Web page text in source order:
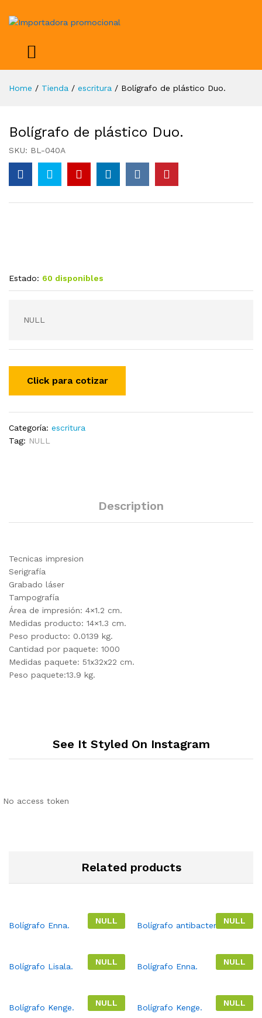
Home / Tienda / escritura / Bolígrafo de plástico Duo.
Bolígrafo de plástico Duo.
SKU: BL-040A
Estado: 60 disponibles
NULL
Categoría: escritura
Tag: NULL
Description
Tecnicas impresion
Serigrafía
Grabado láser
Tampografía
Área de impresión: 4×1.2 cm.
Medidas producto: 14×1.3 cm.
Peso producto: 0.0139 kg.
Cantidad por paquete: 1000
Medidas paquete: 51x32x22 cm.
Peso paquete:13.9 kg.
See It Styled On Instagram
No access token
Related products
NULL
Bolígrafo Enna. NULL
Bolígrafo antibacterial.
NULL
Bolígrafo Lisala. NULL
Bolígrafo Enna.
NULL
Bolígrafo Kenge. NULL
Bolígrafo Kenge.